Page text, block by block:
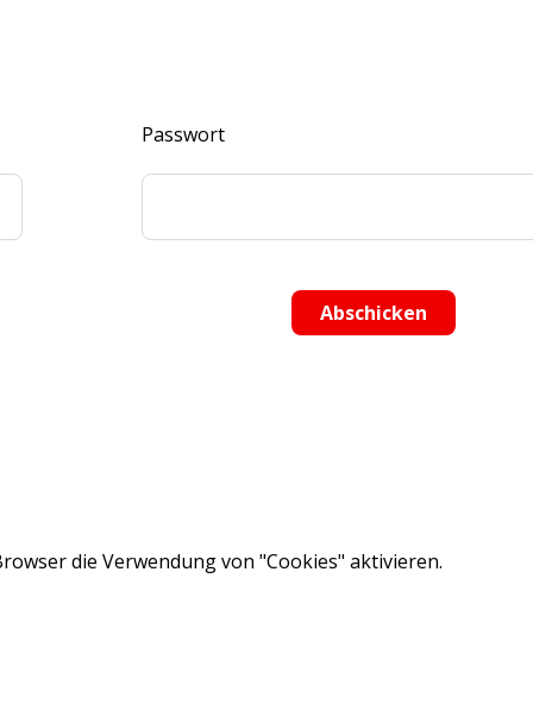
Passwort
die Verwendung von "Cookies" aktivieren.